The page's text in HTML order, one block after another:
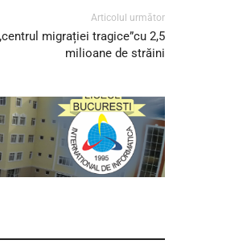
Articolul următor
migrației tragice”cu 2,5
milioane de străini